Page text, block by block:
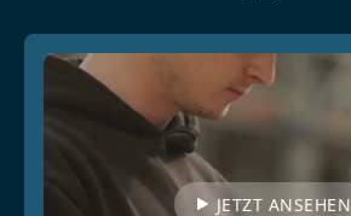
JETZT ANSEHEN